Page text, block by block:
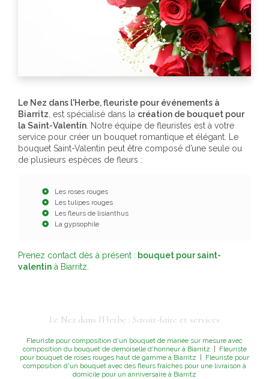
Le Nez dans l'Herbe, fleuriste pour événements à
Biarritz , est spécialisé dans la création de bouquet pour
la Saint-Valentin . Notre équipe de fleuristes est à votre
service pour créer un bouquet romantique et élégant. Le
bouquet Saint-Valentin peut être composé d’une seule ou
de plusieurs espèces de fleurs :
Les roses rouges
Les tulipes rouges
Les fleurs de lisianthus
La gypsophile
Prenez contact dès à présent : bouquet pour saint-
valentin à Biarritz
Le Nez dans l'Herbe : Savoir-faire et services
Fleuriste pour composition d'un bouquet de mariée sur mesure avec
composition du bouquet de demoiselle d'honneur à Biarritz | Fleuriste
pour bouquet de roses rouges haut de gamme à Biarritz | Fleuriste pour
composition d'un bouquet avec des fleurs fraîches pour une livraison à
domicile pour un anniversaire à Biarritz